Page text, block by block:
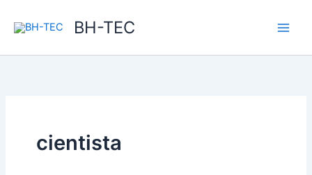
para
conteúdo
BH-TEC
cientista